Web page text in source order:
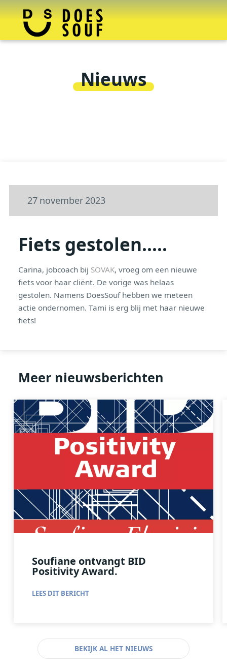
Nieuws
27 november 2023
Fiets gestolen.....
Carina, jobcoach bij SOVAK, vroeg om een nieuwe
fiets voor haar cliënt. De vorige was helaas
gestolen. Namens DoesSouf hebben we meteen
actie ondernomen. Tami is erg blij met haar nieuwe
fiets!
Meer nieuwsberichten
Soufiane ontvangt BID
Positivity Award.
LEES DIT BERICHT
BEKIJK AL HET NIEUWS